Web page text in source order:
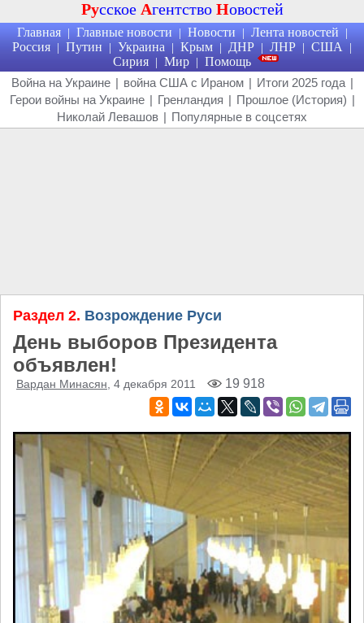
Русское Агентство Новостей
Главная | Главные новости | Новости | Лента новостей |
Россия | Путин | Украина | Крым | ДНР | ЛНР | США |
Сирия | Мир | Помощь
Война на Украине | война США с Ираном | Итоги 2025 года |
Герои войны на Украине | Гренландия | Прошлое (История) |
Николай Левашов | Популярные в соцсетях
Раздел 2. Возрождение Руси
День выборов Президента
объявлен!
Вардан Минасян , 4 декабря 2011 19 918